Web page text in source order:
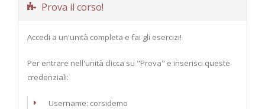
Prova il corso!
Accedi a un'unità completa e fai gli esercizi!
Per entrare nell'unità clicca su "Prova" e inserisci queste
credenziali:
Username: corsidemo